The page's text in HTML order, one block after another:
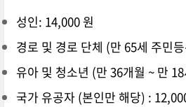
성인: 14,000 원
경로 및 경로 단체 (만 65세 주민
유아 및 청소년 (만 36개월 ~ 만
국가 유공자 (본인만 해당) :